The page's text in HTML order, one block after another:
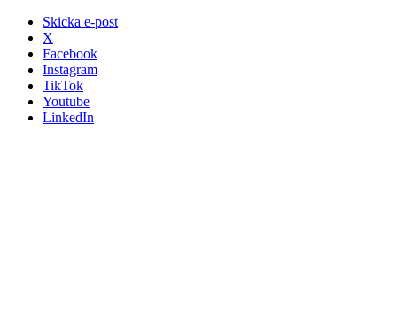
Skicka e-post
X
Facebook
Instagram
TikTok
Youtube
LinkedIn